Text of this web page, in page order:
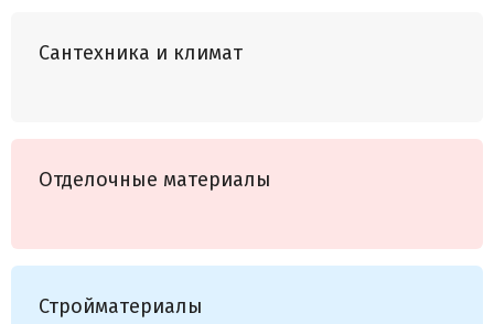
Сантехника и климат
Отделочные материалы
Стройматериалы